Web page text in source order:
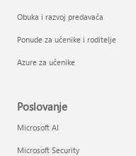
Obuka i razvoj predavača
Ponude za učenike i roditelje
Azure za učenike
Poslovanje
Microsoft AI
Microsoft Security